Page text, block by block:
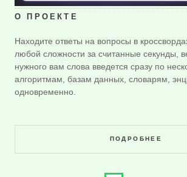
О ПРОЕКТЕ
Находите ответы на вопросы в
любой сложности за считанные секунды,
нужного вам слова введется сразу по
алгоритмам, базам данных, словарям,
одновременно.
ПОДРОБНЕЕ